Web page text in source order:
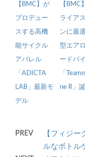
【BMC】が
プロデュー
スする高機
能サイクル
アパレル
「ADICTA
LAB」最新モ
デル
【BMC
ライア
ンに最
型エア
ードバ
「
ne R」
PREV
【フィジ
ルなボトル